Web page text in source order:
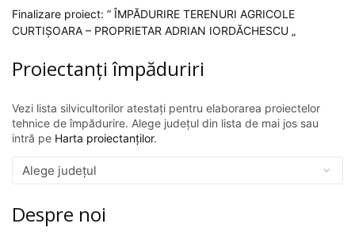
Finalizare proiect: ” ÎMPĂDURIRE TERENURI AGRICOLE
CURTIȘOARA – PROPRIETAR ADRIAN IORDĂCHESCU „
Proiectanți împăduriri
Vezi lista silvicultorilor atestați pentru elaborarea proiectelor
tehnice de împădurire. Alege județul din lista de mai jos sau
intră pe Harta proiectanților.
Despre noi